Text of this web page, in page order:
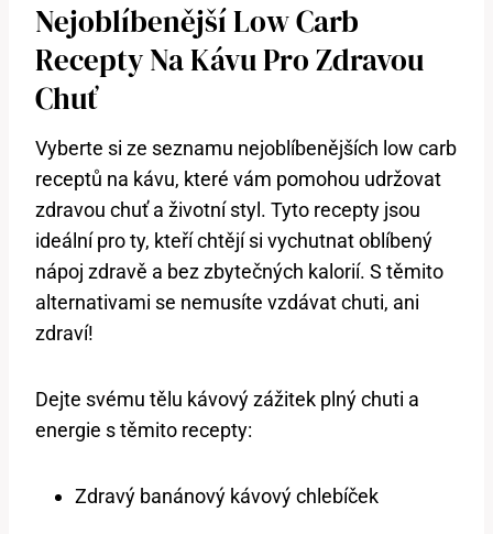
Nejoblíbenější Low Carb
Recepty Na Kávu Pro Zdravou
Chuť
Vyberte si ze seznamu nejoblíbenějších low carb
receptů na kávu, které vám pomohou udržovat
zdravou chuť a životní styl. Tyto recepty jsou
ideální pro ty, kteří chtějí si vychutnat oblíbený
nápoj zdravě a bez zbytečných kalorií. S těmito
alternativami se nemusíte vzdávat chuti, ani
zdraví!
Dejte svému tělu kávový zážitek plný chuti a
energie s těmito recepty:
Zdravý banánový kávový chlebíček